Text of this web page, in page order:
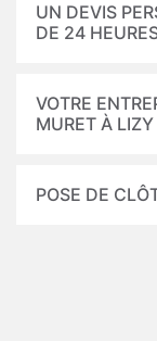
UN DEVIS
DE 24
VOTRE
MURET À
POSE DE